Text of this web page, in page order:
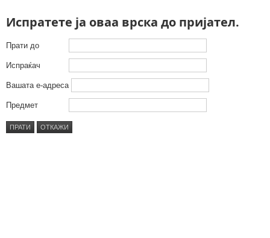
Испратете ја оваа врска до пријател.
Прати до
Испраќач
Вашата е-адреса
Предмет
ПРАТИ ОТКАЖИ